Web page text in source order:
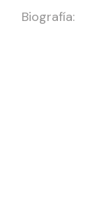
Biografía: